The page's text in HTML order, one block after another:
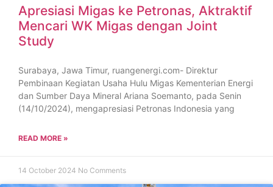
Apresiasi Migas ke Petronas, Aktraktif
Mencari WK Migas dengan Joint
Study
Surabaya, Jawa Timur, ruangenergi.com- Direktur
Pembinaan Kegiatan Usaha Hulu Migas Kementerian Energi
dan Sumber Daya Mineral Ariana Soemanto, pada Senin
(14/10/2024), mengapresiasi Petronas Indonesia yang
READ MORE »
14 October 2024 No Comments